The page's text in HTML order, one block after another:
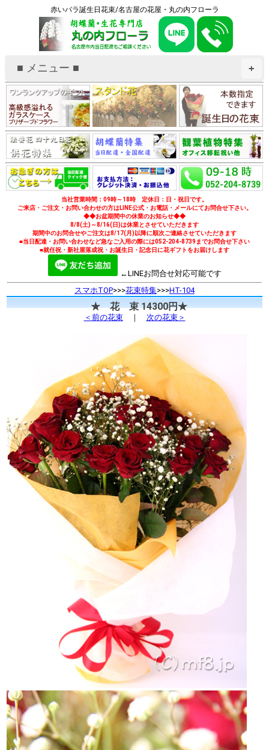
赤いバラ誕生日花束/名古屋の花屋・丸の内フローラ
+
■ メニュー ■
当社営業時間：09時～18時 定休日：日・祝日です。
ご来店・ご注文・お問い合わせの方はLINE公式・お電話・メールにてお問合せ下さい。
◆◆お盆期間中の休業のお知らせ◆◆
8/8(土)～8/16(日)は休業とさせていただきます
期間中のお問合せやご注文は8/17(月)以降に順次ご連絡させていただきます
■当日配達・お問い合わせなど急なご入用の際には052-204-8739までお問合せ下さい
■就任祝・新社屋落成祝・お誕生日・記念日に花ギフトをお届けします
←LINEお問合せ対応可能です
スマホTOP>>>花束特集>>>HT-104
★ 花 束 14300円★
＜前の花束｜ 次の花束＞